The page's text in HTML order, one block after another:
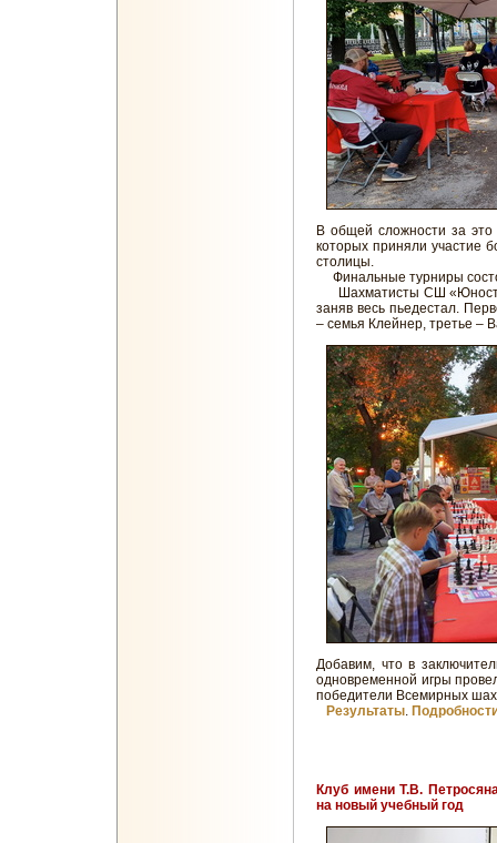
В общей сложности за это
которых приняли участие
столицы.
Финальные турниры
Шахматисты СШ «Юность
заняв весь пьедестал.
– семья Клейнер, третье –
Добавим, что в
одновременной игры
победители Всемирных
Результаты.
Клуб имени Т.В.
на новый учебный год